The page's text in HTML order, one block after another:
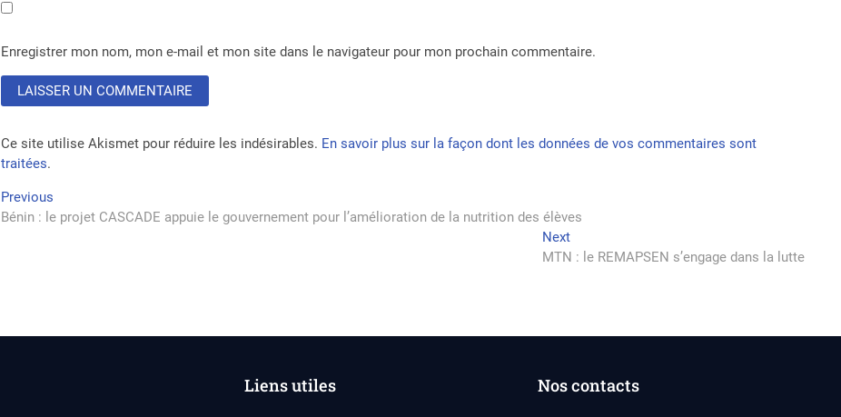
Enregistrer mon nom, mon e-mail et mon site dans le navigateur pour mon prochain commentaire.
Ce site utilise Akismet pour réduire les indésirables. En savoir plus sur la façon dont les données de vos commentaires sont
traitées.
Navigation
de
Previous
post:
Bénin : le projet CASCADE appuie le gouvernement pour l’amélioration de la nutrition des élèves
NextNext
post:
MTN : le REMAPSEN s’engage dans la lutte
Liens utiles Nos contacts